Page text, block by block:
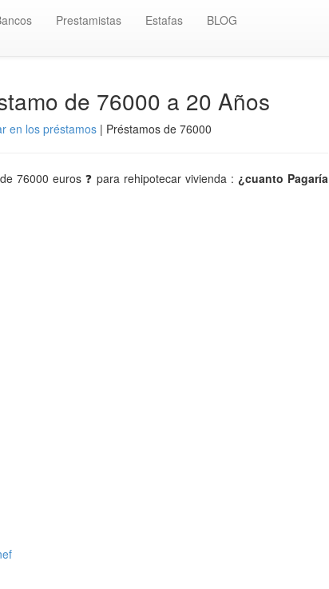
Prestamistas Estafas BLOG
de 76000 a 20 Años
en los préstamos | Préstamos de 76000
76000 euros ❓ para rehipotecar vivienda : ¿cuanto Pagaría